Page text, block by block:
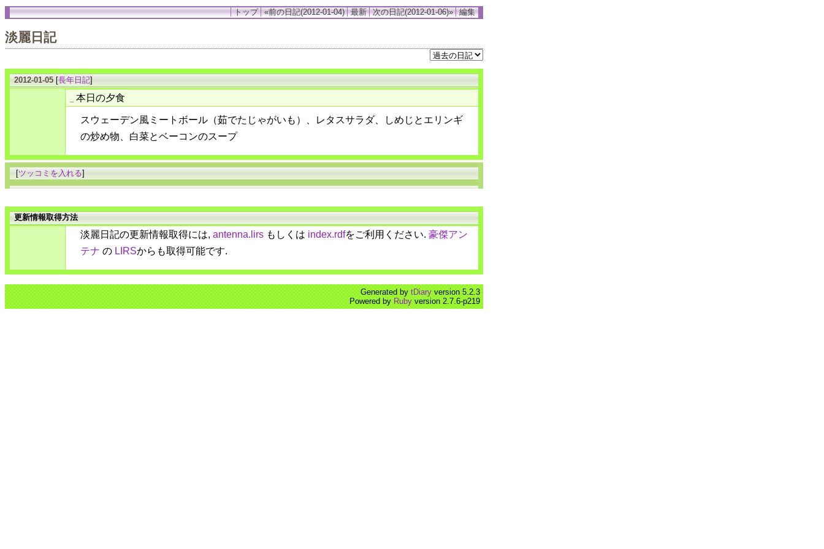
トップ «前の日記(2012-01-04) 最新 次の日記(2012-01-06)» 編集
淡麗日記
2012-01-05 [長年日記]
本日の夕食
スウェーデン風ミートボール（茹でたじゃがいも）、レタスサラダ、しめじとエリンギ
の炒め物、白菜とベーコンのスープ
[ツッコミを入れる]
更新情報取得方法
淡麗日記の更新情報取得には, antenna.lirs もしくは index.rdfをご利用ください. 豪傑アン
テナ の LIRSからも取得可能です.
Generated bytDiaryversion 5.2.3
Powered byRubyversion 2.7.6-p219